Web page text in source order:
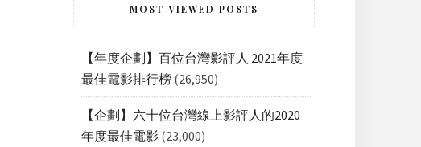
MOST VIEWED POSTS
【年度企劃】百位台灣影評人 2021年度
最佳電影排行榜 (26,950)
【企劃】六十位台灣線上影評人的2020
年度最佳電影 (23,000)